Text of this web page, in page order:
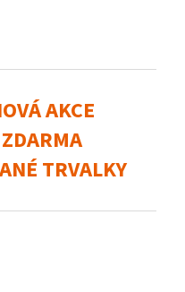
AKCE
TRVALKY